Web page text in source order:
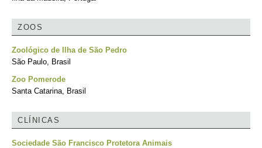
ZOOS
Zoológico de Ilha de São Pedro
São Paulo, Brasil
Zoo Pomerode
Santa Catarina, Brasil
CLÍNICAS
Sociedade São Francisco Protetora Animais